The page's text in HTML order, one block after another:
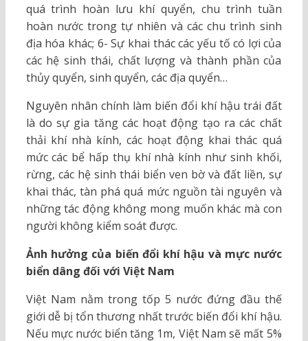
quá trình hoàn lưu khí quyển, chu trình tuần
hoàn nước trong tự nhiên và các chu trình sinh
địa hóa khác; 6- Sự khai thác các yếu tố có lợi của
các hệ sinh thái, chất lượng và thành phần của
thủy quyển, sinh quyển, các địa quyển…
Nguyên nhân chính làm biến đổi khí hậu trái đất
là do sự gia tăng các hoạt động tạo ra các chất
thải khí nhà kính, các hoạt động khai thác quá
mức các bể hấp thụ khí nhà kính như sinh khối,
rừng, các hệ sinh thái biển ven bờ và đất liền, sự
khai thác, tàn phá quá mức nguồn tài nguyên và
những tác động không mong muốn khác mà con
người không kiểm soát được.
Ảnh hưởng của biến đổi khí hậu và mực nước
biển dâng đối với Việt Nam
Việt Nam nằm trong tốp 5 nước đứng đầu thế
giới dễ bị tổn thương nhất trước biến đổi khí hậu.
Nếu mực nước biển tăng 1m, Việt Nam sẽ mất 5%